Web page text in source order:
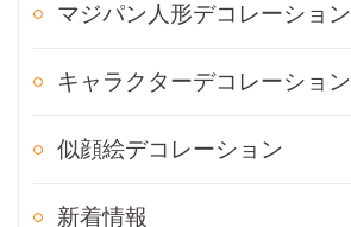
マジパン人形デコレーション
キャラクターデコレーション
似顔絵デコレーション
新着情報